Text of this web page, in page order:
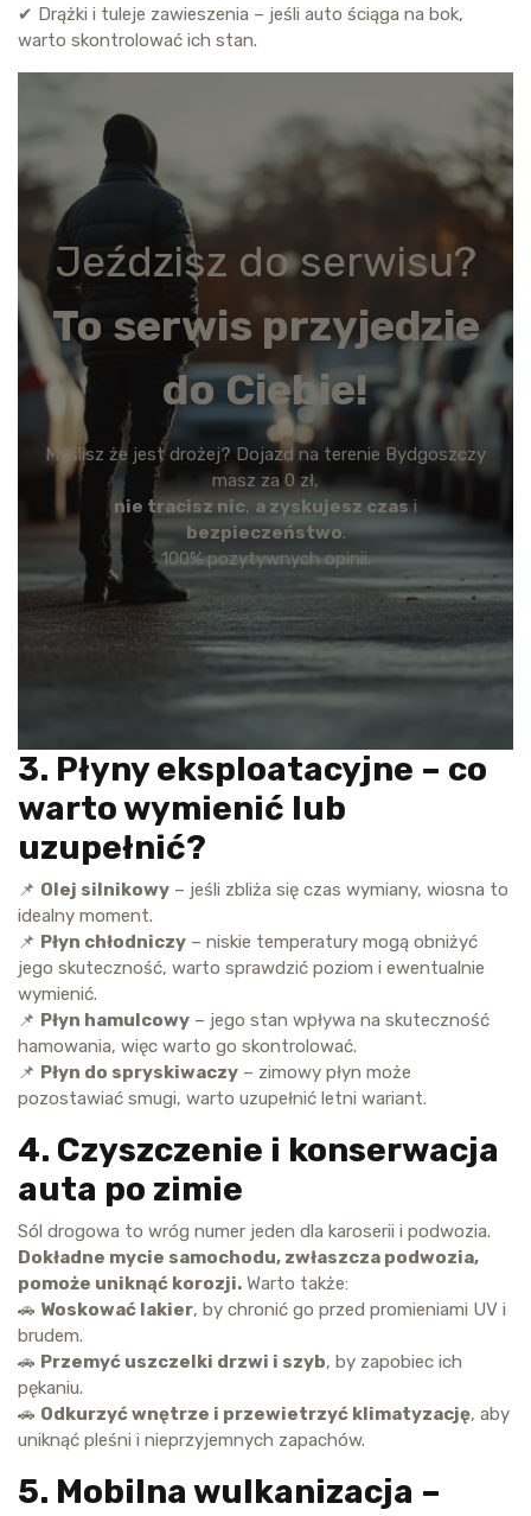
✔ Drążki i tuleje zawieszenia – jeśli auto ściąga na bok,
warto skontrolować ich stan.
Jeździsz do serwisu?
To serwis przyjedzie
do Ciebie!
Myślisz że jest drożej? Dojazd na terenie Bydgoszczy
masz za 0 zł,
nie tracisz nic, a zyskujesz czasi
bezpieczeństwo.
100% pozytywnych opinii.
3. Płyny eksploatacyjne – co
warto wymienić lub
uzupełnić?
📌 Olej silnikowy – jeśli zbliża się czas wymiany, wiosna to
idealny moment.
📌 Płyn chłodniczy – niskie temperatury mogą obniżyć
jego skuteczność, warto sprawdzić poziom i ewentualnie
wymienić.
📌 Płyn hamulcowy – jego stan wpływa na skuteczność
hamowania, więc warto go skontrolować.
📌 Płyn do spryskiwaczy – zimowy płyn może
pozostawiać smugi, warto uzupełnić letni wariant.
4. Czyszczenie i konserwacja
auta po zimie
Sól drogowa to wróg numer jeden dla karoserii i podwozia.
Dokładne mycie samochodu, zwłaszcza podwozia,
pomoże uniknąć korozji. Warto także:
🚗 Woskować lakier, by chronić go przed promieniami UV i
brudem.
🚗 Przemyć uszczelki drzwi i szyb, by zapobiec ich
pękaniu.
🚗 Odkurzyć wnętrze i przewietrzyć klimatyzację, aby
uniknąć pleśni i nieprzyjemnych zapachów.
5. Mobilna wulkanizacja –